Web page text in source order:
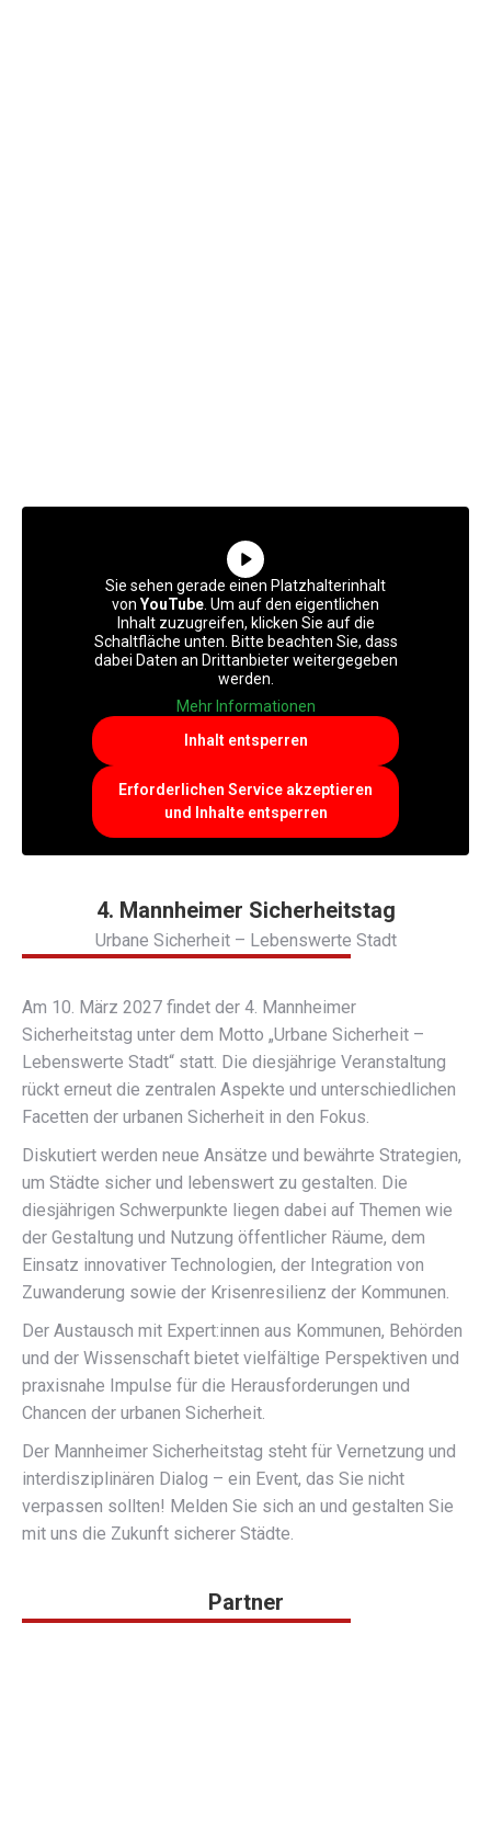
Sie sehen gerade einen Platzhalterinhalt
von YouTube . Um auf den eigentlichen
Inhalt zuzugreifen, klicken Sie auf die
Schaltfläche unten. Bitte beachten Sie, dass
dabei Daten an Drittanbieter weitergegeben
werden.
Mehr Informationen
Inhalt entsperren
Erforderlichen Service akzeptieren
und Inhalte entsperren
4. Mannheimer Sicherheitstag
Urbane Sicherheit – Lebenswerte Stadt
Am 10. März 2027 findet der 4. Mannheimer
Sicherheitstag unter dem Motto „Urbane Sicherheit –
Lebenswerte Stadt“ statt. Die diesjährige Veranstaltung
rückt erneut die zentralen Aspekte und unterschiedlichen
Facetten der urbanen Sicherheit in den Fokus.
Diskutiert werden neue Ansätze und bewährte Strategien,
um Städte sicher und lebenswert zu gestalten. Die
diesjährigen Schwerpunkte liegen dabei auf Themen wie
der Gestaltung und Nutzung öffentlicher Räume, dem
Einsatz innovativer Technologien, der Integration von
Zuwanderung sowie der Krisenresilienz der Kommunen.
Der Austausch mit Expert:innen aus Kommunen, Behörden
und der Wissenschaft bietet vielfältige Perspektiven und
praxisnahe Impulse für die Herausforderungen und
Chancen der urbanen Sicherheit.
Der Mannheimer Sicherheitstag steht für Vernetzung und
interdisziplinären Dialog – ein Event, das Sie nicht
verpassen sollten! Melden Sie sich an und gestalten Sie
mit uns die Zukunft sicherer Städte.
Partner